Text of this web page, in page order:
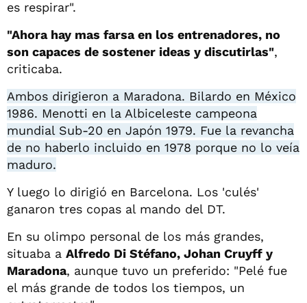
es respirar".
"Ahora hay mas farsa en los entrenadores, no
son capaces de sostener ideas y discutirlas",
criticaba.
Ambos dirigieron a Maradona. Bilardo en México
1986. Menotti en la Albiceleste campeona
mundial Sub-20 en Japón 1979. Fue la revancha
de no haberlo incluido en 1978 porque no lo veía
maduro.
Y luego lo dirigió en Barcelona. Los 'culés'
ganaron tres copas al mando del DT.
En su olimpo personal de los más grandes,
situaba a Alfredo Di Stéfano, Johan Cruyff y
Maradona, aunque tuvo un preferido: "Pelé fue
el más grande de todos los tiempos, un